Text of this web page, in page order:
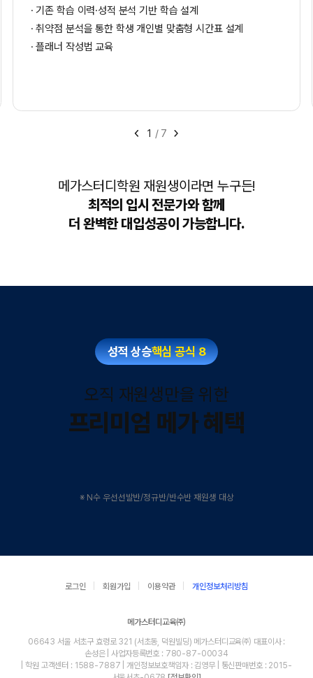
기존 학습 이력·성적 분석 기반 학습 설계
취약점 분석을 통한 학생 개인별 맞춤형 시간표 설계
플래너 작성법 교육
1 / 7
메가스터디학원 재원생이라면 누구든!
최적의 입시 전문가와 함께
더 완벽한 대입성공이 가능합니다.
성적 상승핵심 공식 8
오직 재원생만을 위한
프리미엄 메가 혜택
※ N수 우선선발반/정규반/반수반 재원생 대상
로그인 회원가입 이용약관 개인정보처리방침
메가스터디교육㈜
06643 서울 서초구 효령로 321 (서초동, 덕원빌딩) 메가스터디교육㈜ 대표이사 :
손성은 | 사업자등록번호 : 780-87-00034
| 학원 고객센터 : 1588-7887 | 개인정보보호책임자 : 김영무 | 통신판매번호 : 2015-